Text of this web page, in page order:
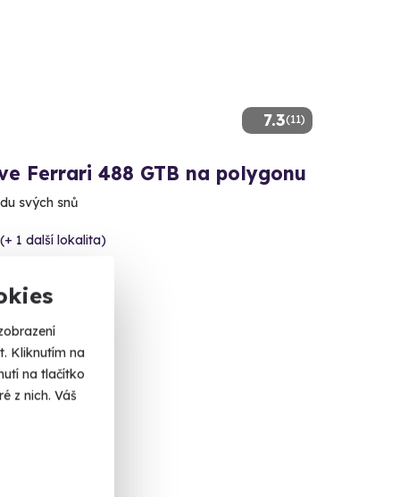
Kliknutím na
na tlačítko
z nich. Váš
7.3(11)
Ferrari 488 GTB na polygonu
svých snů
1 další lokalita)